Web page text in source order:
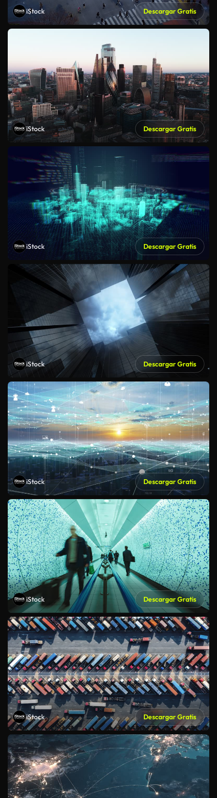
iStock Descargar Gratis
iStock Descargar Gratis
iStock Descargar Gratis
iStock Descargar Gratis
iStock Descargar Gratis
iStock Descargar Gratis
iStock Descargar Gratis